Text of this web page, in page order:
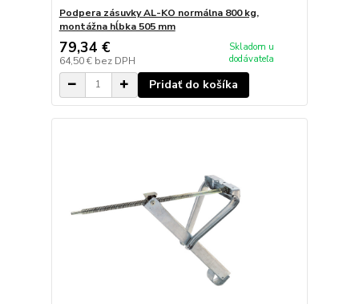
Podpera zásuvky AL-KO normálna 800 kg,
montážna hĺbka 505 mm
79,34 €
64,50 € bez DPH
Skladom u
dodávateľa
Pridať do košíka